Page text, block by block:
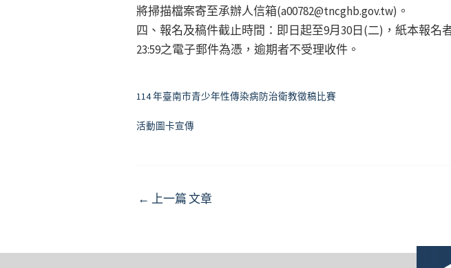
將掃描檔案寄至承辦人信箱(a00782@tncghb.gov.tw)。
四、報名及稿件截止時間：即日起至9月30日(二)，紙本報名
23:59之電子郵件為憑，逾期者不受理收件。
114 年臺南市青少年性傳染病防治衛教徵稿比賽
活動圖卡宣傳
Post
← 上一篇 文章